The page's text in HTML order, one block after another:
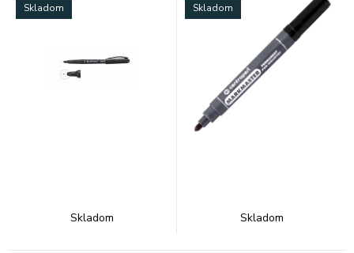
Skladom
Skladom
Skladom
Skladom